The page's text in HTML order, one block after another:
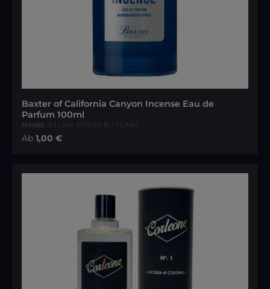
Baxter of California Canyon Incense Eau de
Parfum 100ml
Inhalt: 0.1 Liter (979,50 € / 1 Liter)
Regulärer Preis:
Ab 1,00 €